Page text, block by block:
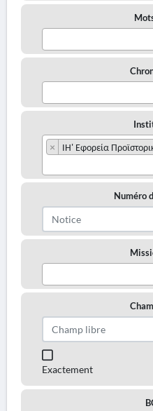
× ΙΗ' Εφορεία
Numéro
Exactement